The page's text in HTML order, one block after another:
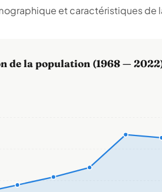
et caractéristiques de
de la population (1968 —